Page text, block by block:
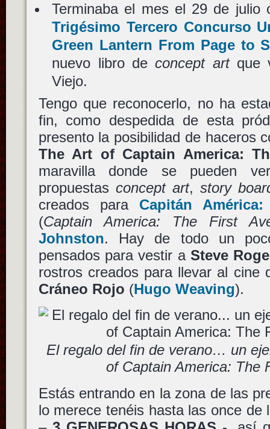
Terminaba el mes el 29 de julio
Trigésimo Tercero Concurso
Green Lantern From Page to
nuevo libro deconcept artque
Viejo.
Tengo que reconocerlo, no ha
fin, como despedida de esta
presento la posibilidad de haceros
The Art of Captain America:
maravilla donde se pueden
propuestas concept art, story
creados para Capitán
(Captain America: The First
Johnston. Hay de todo un
pensados para vestir a Steve
rostros creados para llevar al cine
Cráneo Rojo (Hugo Weaving).
El regalo del fin de verano… un
of Captain America: The
Estás entrando en la zona de las
lo merece tenéis hasta las once de